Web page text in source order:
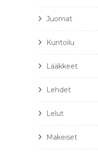
Juomat
Kuntoilu
Lääkkeet
Lehdet
Lelut
Makeiset